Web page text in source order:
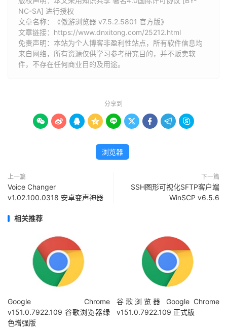
NC-SA] 进行授权
文章名称：《傲游浏览器 v7.5.2.5801 官方版》
文章链接： https://www.dnxitong.com/25212.html
免责声明：本站为个人博客非盈利性站点，所有软件信息均
来自网络，所有资源仅供学习参考研究目的，并不贩卖软
件，不存在任何商业目的及用途。
分享到
        
浏览器
上一篇
Voice Changer
v1.02.100.0318 安卓变声神器
下一篇
SSH图形可视化SFTP客户端
WinSCP v6.5.6
相关推荐
Google Chrome
v151.0.7922.109 谷歌浏览器绿
色增强版
谷歌浏览器 Google Chrome
v151.0.7922.109 正式版